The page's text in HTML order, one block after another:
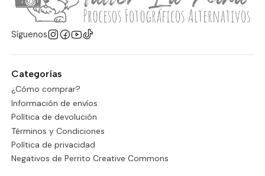
Síguenos
Categorías
¿Cómo comprar?
Información de envíos
Política de devolución
Términos y Condiciones
Política de privacidad
Negativos de Perrito Creative Commons